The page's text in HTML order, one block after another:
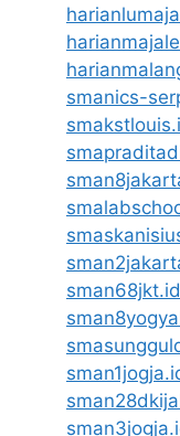
smanics-
sman68jkt.id